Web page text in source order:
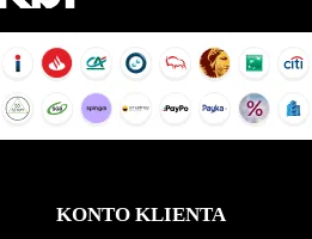
KONTO KLIENTA